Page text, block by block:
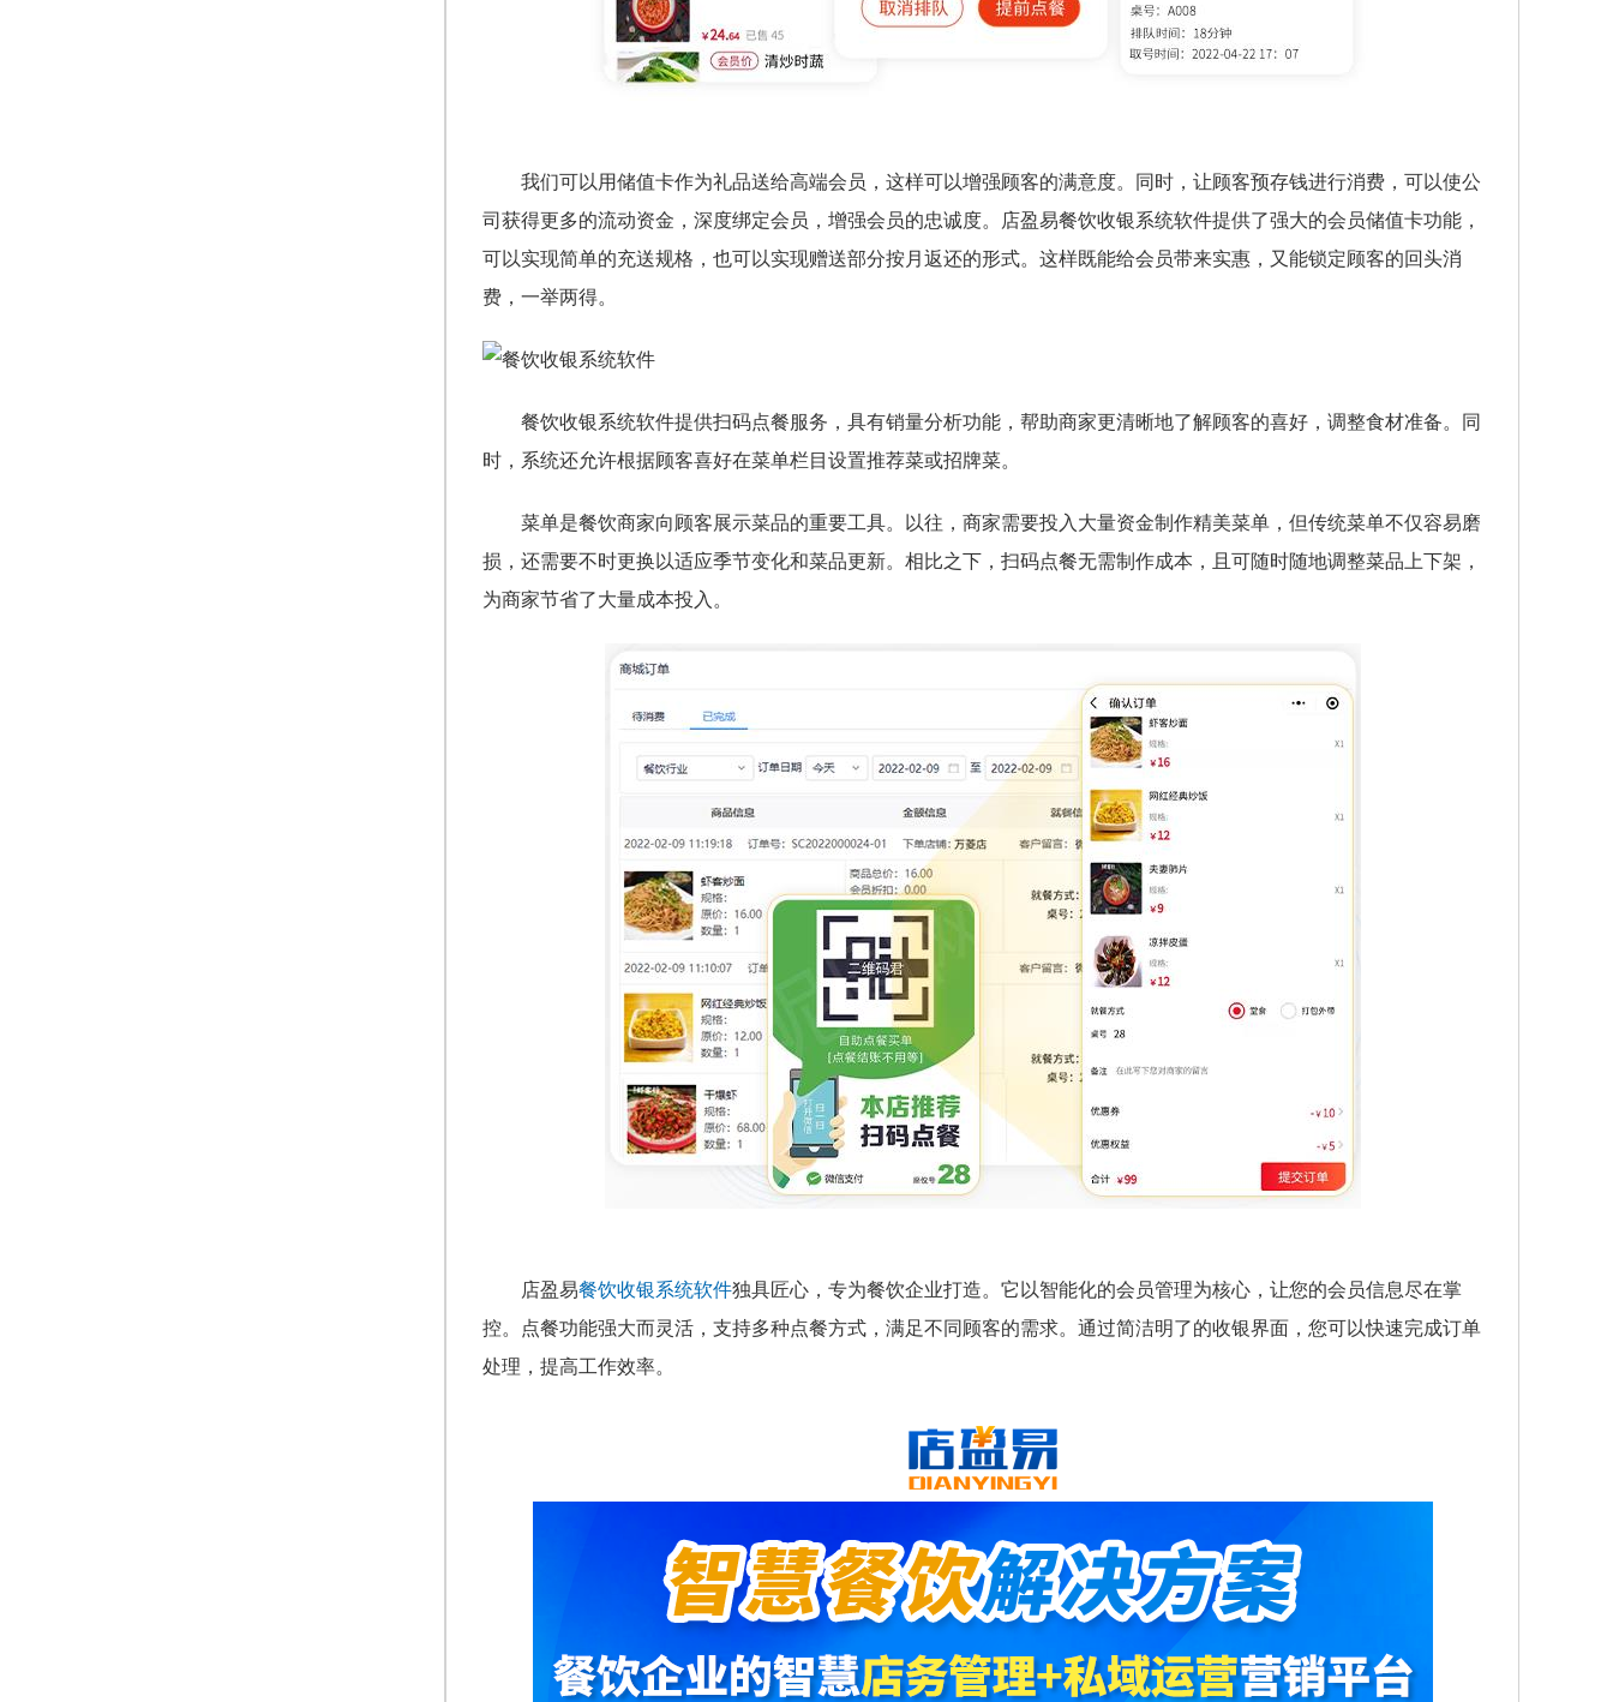
我们可以用储值卡作为礼品送给高端会员，这样可以增强顾客的满意度。同时，让顾客预存钱进行消费，可以使公
司获得更多的流动资金，深度绑定会员，增强会员的忠诚度。店盈易餐饮收银系统软件提供了强大的会员储值卡功能，
可以实现简单的充送规格，也可以实现赠送部分按月返还的形式。这样既能给会员带来实惠，又能锁定顾客的回头消
费，一举两得。
餐饮收银系统软件提供扫码点餐服务，具有销量分析功能，帮助商家更清晰地了解顾客的喜好，调整食材准备。同
时，系统还允许根据顾客喜好在菜单栏目设置推荐菜或招牌菜。
菜单是餐饮商家向顾客展示菜品的重要工具。以往，商家需要投入大量资金制作精美菜单，但传统菜单不仅容易磨
损，还需要不时更换以适应季节变化和菜品更新。相比之下，扫码点餐无需制作成本，且可随时随地调整菜品上下架，
为商家节省了大量成本投入。
店盈易餐饮收银系统软件独具匠心，专为餐饮企业打造。它以智能化的会员管理为核心，让您的会员信息尽在掌
控。点餐功能强大而灵活，支持多种点餐方式，满足不同顾客的需求。通过简洁明了的收银界面，您可以快速完成订单
处理，提高工作效率。